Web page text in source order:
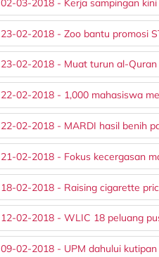
02-03-2018 - Kerja sampingan
23-02-2018 - Zoo bantu promosi
23-02-2018 - Muat turun al-Quran
22-02-2018 - 1,000 mahasiswa
22-02-2018 - MARDI hasil benih
21-02-2018 - Fokus kecergasan
18-02-2018 - Raising cigarette
12-02-2018 - WLIC 18 peluang
09-02-2018 - UPM dahului